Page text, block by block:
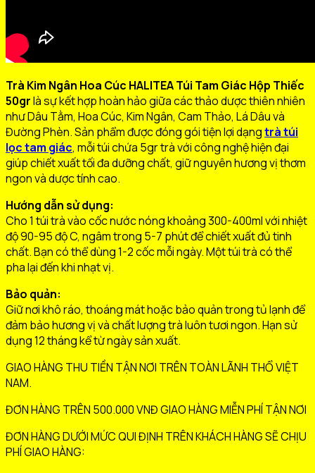
Trà Kim Ngân Hoa Cúc HALITEA Túi Tam Giác Hộp Thiếc
50grlà sự kết hợp hoàn hảo giữa các thảo dược thiên nhiên
như Dâu Tằm, Hoa Cúc, Kim Ngân, Cam Thảo, Lá Dâu và
Đường Phèn. Sản phẩm được đóng gói tiện lợi dạngtrà túi
lọc tam giác, mỗi túi chứa 5gr trà với công nghệ hiện đại
giúp chiết xuất tối đa dưỡng chất, giữ nguyên hương vị thơm
ngon và dược tính cao.
Hướng dẫn sử dụng:
Cho 1 túi trà vào cốc nước nóng khoảng 300-400ml với nhiệt
độ 90-95 độ C, ngâm trong 5-7 phút để chiết xuất đủ tinh
chất. Bạn có thể dùng 1-2 cốc mỗi ngày. Một túi trà có thể
pha lại đến khi nhạt vị.
Bảo quản:
Giữ nơi khô ráo, thoáng mát hoặc bảo quản trong tủ lạnh để
đảm bảo hương vị và chất lượng trà luôn tươi ngon. Hạn sử
dụng 12 tháng kể từ ngày sản xuất.
GIAO HÀNG THU TIỀN TẬN NƠI TRÊN TOÀN LÃNH THỔ VIỆT
NAM.
ĐƠN HÀNG TRÊN 500.000 VNĐ GIAO HÀNG MIỄN PHÍ TẬN NƠI
ĐƠN HÀNG DƯỚI MỨC QUI ĐỊNH TRÊN KHÁCH HÀNG SẼ CHỊU
PHÍ GIAO HÀNG: